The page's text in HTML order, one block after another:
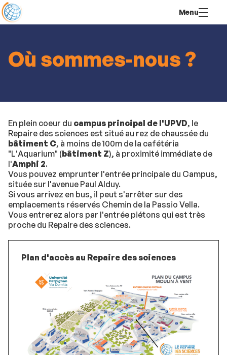
contenu
Menu
Où sommes-nous ?
En plein coeur du campus principal de l'UPVD, le
Repaire des sciences est situé au rez de chaussée du
bâtiment C, à moins de 100m de la cafétéria
"L'Aquarium" (bâtiment Z), à proximité immédiate de
l'Amphi 2.
Vous pouvez emprunter l'entrée principale du Campus,
située sur l'avenue Paul Alduy.
Si vous arrivez en bus, il peut s'arrêter sur des
emplacements réservés Chemin de la Passio Vella.
Vous entrerez alors par l'entrée piétons qui est très
proche du Repaire des sciences.
Plan d'accès au Repaire des sciences